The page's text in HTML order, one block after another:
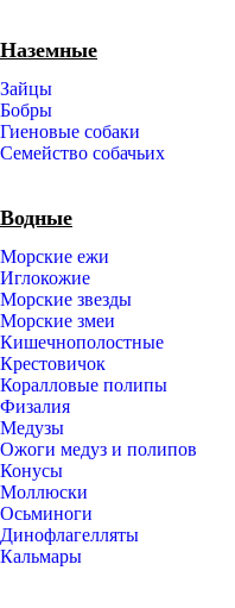
Наземные
Зайцы
Бобры
Гиеновые собаки
Семейство собачьих
Водные
Морские ежи
Иглокожие
Морские звезды
Морские змеи
Кишечнополостные
Крестовичок
Коралловые полипы
Физалия
Медузы
Ожоги медуз и полипов
Конусы
Моллюски
Осьминоги
Динофлагелляты
Кальмары